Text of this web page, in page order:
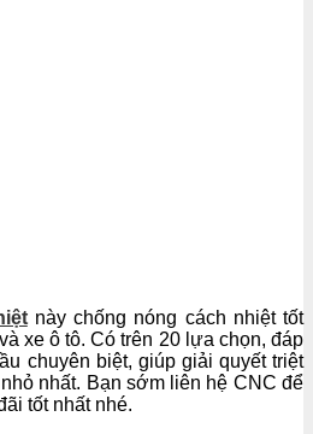
này chống nóng cách nhiệt tốt
xe ô tô. Có trên 20 lựa chọn, đáp
chuyên biệt, giúp giải quyết triệt
nhất. Bạn sớm liên hệ CNC để
tốt nhất nhé.